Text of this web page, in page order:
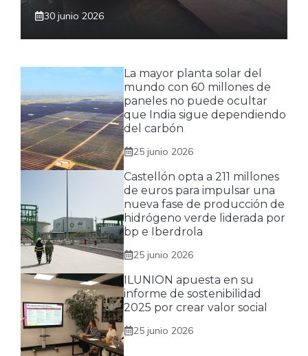
30 junio 2026
La mayor planta solar del
mundo con 60 millones de
paneles no puede ocultar
que India sigue dependiendo
del carbón
25 junio 2026
Castellón opta a 211 millones
de euros para impulsar una
nueva fase de producción de
hidrógeno verde liderada por
bp e Iberdrola
25 junio 2026
ILUNION apuesta en su
informe de sostenibilidad
2025 por crear valor social
25 junio 2026